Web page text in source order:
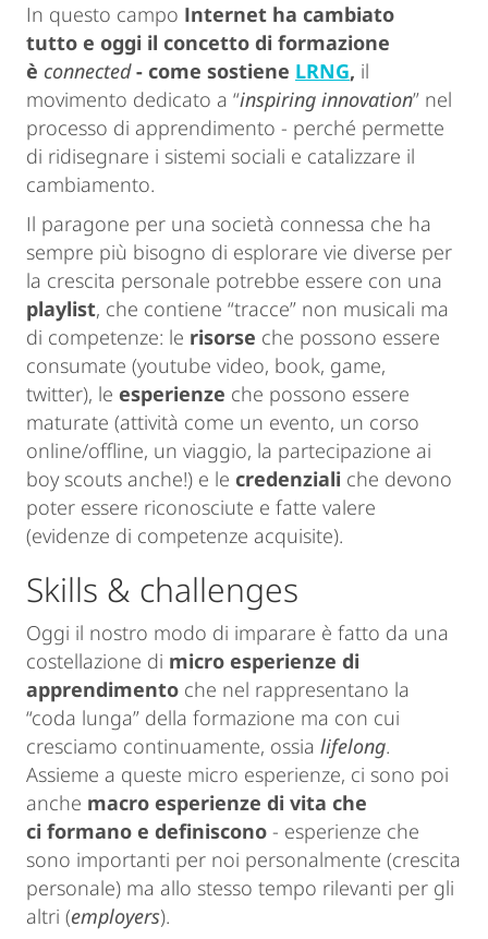
In questo campo Internet ha cambiato
tutto e oggi il concetto di formazione
è connected- come sostiene LRNG, il
movimento dedicato a “inspiring innovation” nel
processo di apprendimento - perché permette
di ridisegnare i sistemi sociali e catalizzare il
cambiamento.
Il paragone per una società connessa che ha
sempre più bisogno di esplorare vie diverse per
la crescita personale potrebbe essere con una
playlist, che contiene “tracce” non musicali ma
di competenze: le risorse che possono essere
consumate (youtube video, book, game,
twitter), le esperienze che possono essere
maturate (attività come un evento, un corso
online/offline, un viaggio, la partecipazione ai
boy scouts anche!) e le credenziali che devono
poter essere riconosciute e fatte valere
(evidenze di competenze acquisite).
Skills & challenges
Oggi il nostro modo di imparare è fatto da una
costellazione di micro esperienze di
apprendimento che nel rappresentano la
“coda lunga” della formazione ma con cui
cresciamo continuamente, ossia lifelong.
Assieme a queste micro esperienze, ci sono poi
anche macro esperienze di vita che
ci formano e definiscono - esperienze che
sono importanti per noi personalmente (crescita
personale) ma allo stesso tempo rilevanti per gli
altri (employers).